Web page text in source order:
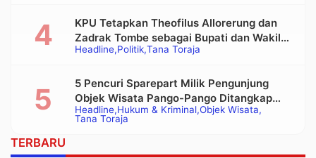
Headline Politik Tana Toraja
KPU Tetapkan Theofilus Allorerung dan
Zadrak Tombe sebagai Bupati dan Wakil
Bupati Tana Toraja Terpilih
Headline Hukum & Kriminal Objek Wisata
Tana Toraja
5 Pencuri Sparepart Milik Pengunjung
Objek Wisata Pango-Pango Ditangkap
Polisi
TERBARU